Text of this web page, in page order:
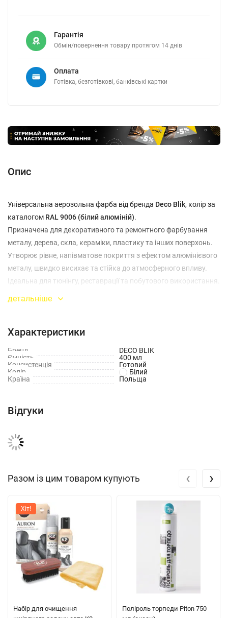
Гарантія
Обмін/повернення товару протягом 14 днів
Оплата
Готівка, безготівкові, банківські картки
Опис
Універсальна аерозольна фарба від бренда Deco Blik, колір за
каталогом RAL 9006 (білий алюміній).
Призначена для декоративного та ремонтного фарбування
металу, дерева, скла, кераміки, пластику та інших поверхонь.
Утворює рівне, напівматове покриття з ефектом алюмінієвого
металу, швидко висихає та стійка до атмосферного впливу.
Ідеальна для тюнінгу, реставрації та побутового використання.
Обʼєм:450 мл
детальніше
Характеристики
Бренд
DECO BLIK
Ємність
400 мл
Консистенція
Готовий
Колір
Білий
Країна
Польща
Відгуки
Разом із цим товаром купують
Хіт!
Набір для очищення
Поліроль торпеди Piton 750
‹ ›